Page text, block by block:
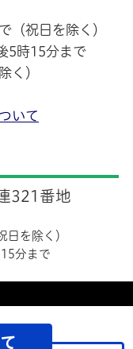
（祝日を除く）
5時15分まで
く）
いて
321番地
日を除く）
分まで